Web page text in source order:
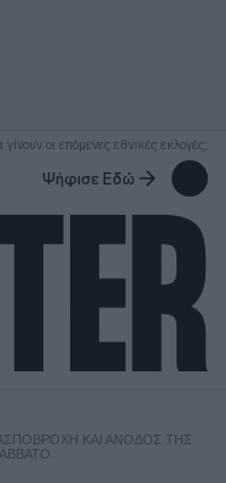
οι επόμενες εθνικές εκλογές;
Ψήφισε Εδώ
ΚΑΙ ΆΝΟΔΟΣ ΤΗΣ